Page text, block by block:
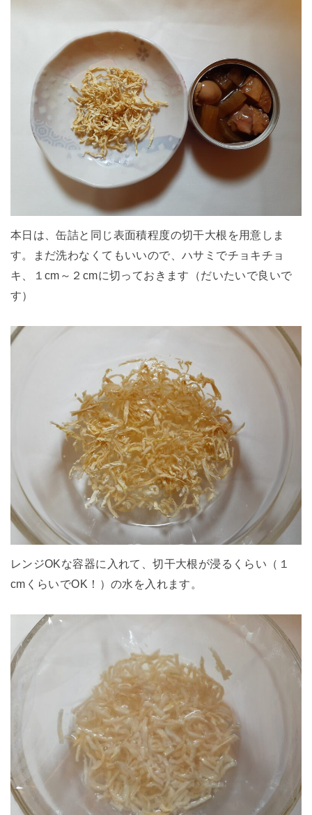
本日は、缶詰と同じ表面積程度の切干大根を用意しま
す。まだ洗わなくてもいいので、ハサミでチョキチョ
キ、１cm～２cmに切っておきます（だいたいで良いで
す）
レンジOKな容器に入れて、切干大根が浸るくらい（１
cmくらいでOK！）の水を入れます。